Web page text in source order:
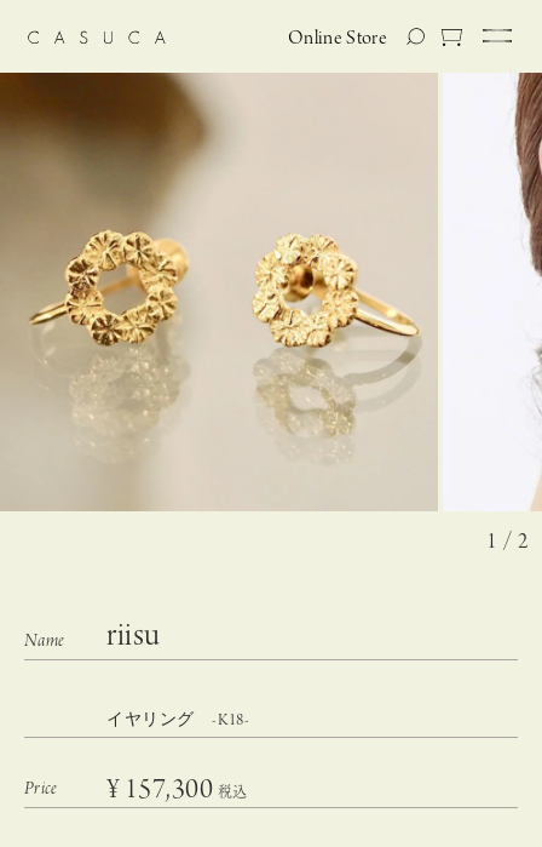
Online Store
1 / 2
riisu
イヤリング -K18-
¥ 157,300 税込